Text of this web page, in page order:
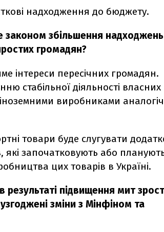
надходження до бюджету.
збільшення
громадян?
інтереси пересічних громадян.
стабільної діяльності власних
виробниками
товари буде слугувати
які започатковують або
цих товарів в Україні.
результаті підвищення мит
зміни з Мінфіном та